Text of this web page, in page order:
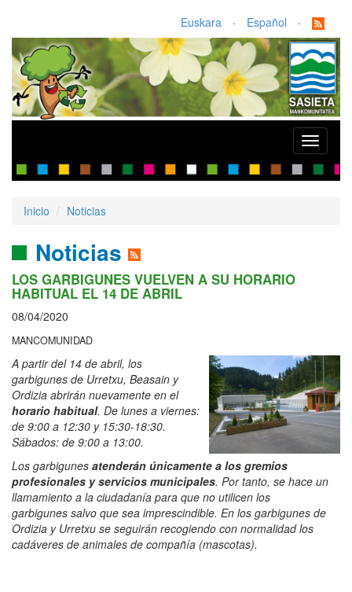
Euskara · Español ·
Toggle
Inicio Noticias
Noticias
LOS GARBIGUNES VUELVEN A SU HORARIO
HABITUAL EL 14 DE ABRIL
08/04/2020
MANCOMUNIDAD
A partir del 14 de abril, los
garbigunes de Urretxu, Beasain y
Ordizia abrirán nuevamente en el
horario habitual. De lunes a viernes:
de 9:00 a 12:30 y 15:30-18:30.
Sábados: de 9:00 a 13:00.
Los garbigunes atenderán únicamente a los gremios
profesionales y servicios municipales. Por tanto, se hace un
llamamiento a la ciudadanía para que no utilicen los
garbigunes salvo que sea imprescindible. En los garbigunes de
Ordizia y Urretxu se seguirán recogiendo con normalidad los
cadáveres de animales de compañía (mascotas).